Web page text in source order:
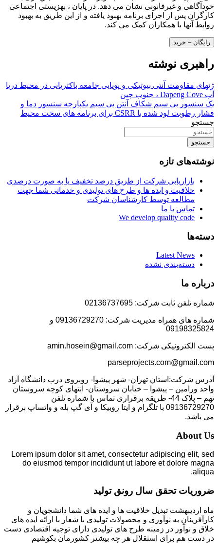
خودآگاهی و غیرقانونی نشان می دهد. در پایان ، بهزیستی اجتماعی
کارگران پس از اجرای برنامه بهبود یافته و از این طریق به بهبود
روابط آنها با همکاران کمک می کند.
رایگان – خرید
راهبری نوشته
ژنهای مقاومت آنتی بیوتیکی و پویایی جامعه باکتریایی در محیط دریا
آب Dapeng Cove ، جنوب چین
یک سنسور بی سیم شکاف آنتن بی سیم یکپارچه سنسور دما و
فشار رطوبت لود شده با CSRR برای برنامه های سخت محیط
جستجو
جستجو
نوشته‌های تازه
بازاریابی شرکت از طریق درصد تخفیف یا به صورت درصدی
خلاقیت و ایده ها و طرح های تولیدی و خدماتی شما جهت
مطالعه توسط کارشناسان شرکت
تماس با ما
We develop quality code
دسته‌ها
Latest News
دسته‌بندی نشده
درباره ما
شماره تلفن ثابت شرکت: 02136737695
شماره های همراه مدیریت شرکت: 09136729270 و
09198325824
پست الکترونیکی شرکت: amin.hosein@gmail.com
parseprojects.com@gmail.com
آدرس شرکت:استان تهران- شهر پیشوا- روبروی درب دانشگاه آزاد
واحد ورامین – پیشوا – خیابان سروستان- انتهای کوچه سروستان
نهم – پلاک 44- طریقه برقراری تماس با شماره تلفن
09136729270 با تلگرام و ایتا روبیکا و آی گپ بله و واتساپ برقرار
می باشد.
About Us
Lorem ipsum dolor sit amet, consectetur adipiscing elit, sed
do eiusmod tempor incididunt ut labore et dolore magna
aliqua.
ضروریات تحقق سال رونق تولید
ماه اردیبهشت تبدیل خلاقیت ها و ایده های شما دانشجویان و
کارآفرینان به نوآوری و محصولات تولیدی با شعار با ارائه ایده های
خلاق و نوآور در زمینه طرح های تولیدی دارای توجیه اقتصادی دست
در دست هم برای استقلال هر چه بیشتر کشورمان بکوشیم